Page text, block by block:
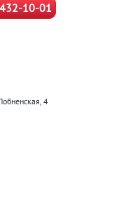
10-01
4